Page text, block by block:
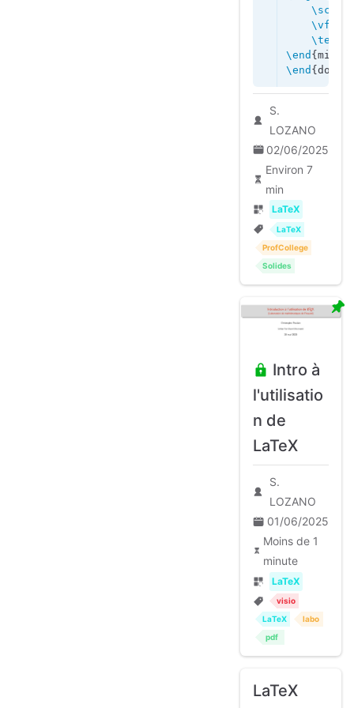
    \vfill
\end
\end
S.
LOZANO
02/06/2025
Environ 7
min
LaTeX
LaTeX
ProfCollege
Solides
Intro à
l'utilisatio
n de
LaTeX
S.
LOZANO
01/06/2025
Moins de 1
minute
LaTeX
visio
LaTeX
labo
pdf
LaTeX